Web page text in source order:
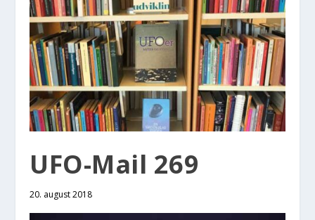
UFO-Mail 269
20. august 2018